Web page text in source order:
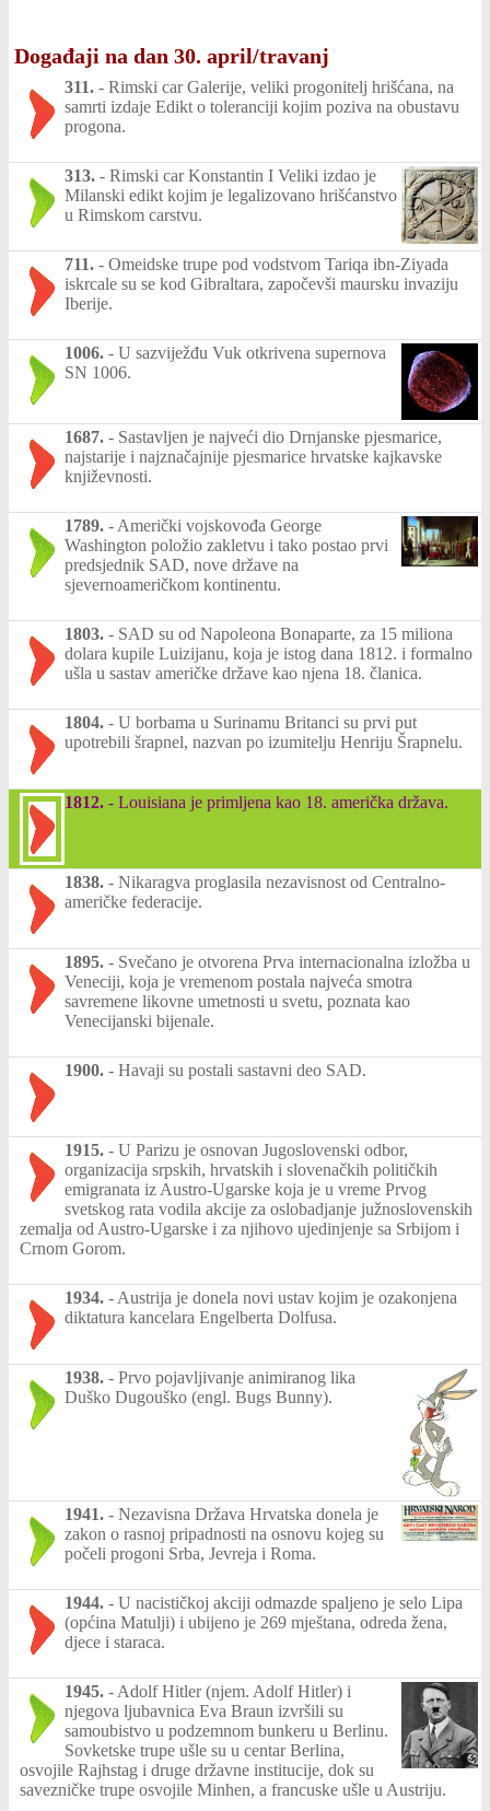
Događaji na dan 30. april/travanj
311. - Rimski car Galerije, veliki progonitelj hrišćana, na
samrti izdaje Edikt o toleranciji kojim poziva na obustavu
progona.
313. - Rimski car Konstantin I Veliki izdao je
Milanski edikt kojim je legalizovano hrišćanstvo
u Rimskom carstvu.
711. - Omeidske trupe pod vodstvom Tariqa ibn-Ziyada
iskrcale su se kod Gibraltara, započevši maursku invaziju
Iberije.
1006. - U sazviježđu Vuk otkrivena supernova
SN 1006.
1687. - Sastavljen je najveći dio Drnjanske pjesmarice,
najstarije i najznačajnije pjesmarice hrvatske kajkavske
književnosti.
1789. - Američki vojskovođa George
Washington položio zakletvu i tako postao prvi
predsjednik SAD, nove države na
sjevernoameričkom kontinentu.
1803. - SAD su od Napoleona Bonaparte, za 15 miliona
dolara kupile Luizijanu, koja je istog dana 1812. i formalno
ušla u sastav američke države kao njena 18. članica.
1804. - U borbama u Surinamu Britanci su prvi put
upotrebili šrapnel, nazvan po izumitelju Henriju Šrapnelu.
1812. - Louisiana je primljena kao 18. američka država.
1838. - Nikaragva proglasila nezavisnost od Centralno-
američke federacije.
1895. - Svečano je otvorena Prva internacionalna izložba u
Veneciji, koja je vremenom postala najveća smotra
savremene likovne umetnosti u svetu, poznata kao
Venecijanski bijenale.
1900. - Havaji su postali sastavni deo SAD.
1915. - U Parizu je osnovan Jugoslovenski odbor,
organizacija srpskih, hrvatskih i slovenačkih političkih
emigranata iz Austro-Ugarske koja je u vreme Prvog
svetskog rata vodila akcije za oslobadjanje južnoslovenskih
zemalja od Austro-Ugarske i za njihovo ujedinjenje sa Srbijom i
Crnom Gorom.
1934. - Austrija je donela novi ustav kojim je ozakonjena
diktatura kancelara Engelberta Dolfusa.
1938. - Prvo pojavljivanje animiranog lika
Duško Dugouško (engl. Bugs Bunny).
1941. - Nezavisna Država Hrvatska donela je
zakon o rasnoj pripadnosti na osnovu kojeg su
počeli progoni Srba, Jevreja i Roma.
1944. - U nacističkoj akciji odmazde spaljeno je selo Lipa
(općina Matulji) i ubijeno je 269 mještana, odreda žena,
djece i staraca.
1945. - Adolf Hitler (njem. Adolf Hitler) i
njegova ljubavnica Eva Braun izvršili su
samoubistvo u podzemnom bunkeru u Berlinu.
Sovketske trupe ušle su u centar Berlina,
osvojile Rajhstag i druge državne institucije, dok su
savezničke trupe osvojile Minhen, a francuske ušle u Austriju.